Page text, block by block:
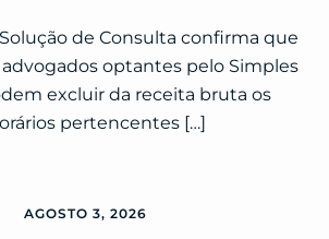
de Consulta confirma que
optantes pelo Simples
excluir da receita bruta os
pertencentes […]
AGOSTO 3, 2026